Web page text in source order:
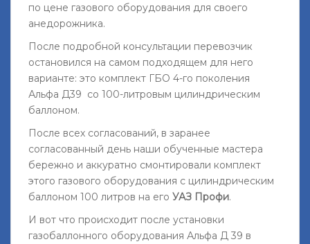
по цене газового оборудования для своего
анедорожника.
После подробной консультации перевозчик
остановился на самом подходящем для него
варианте: это комплект ГБО 4-го поколения
Альфа Д39 со 100-литровым цилиндрическим
баллоном.
После всех согласований, в заранее
согласованный день наши обученные мастера
бережно и аккуратно смонтировали комплект
этого газового оборудования с цилиндрическим
баллоном 100 литров на его УАЗ Профи.
И вот что происходит после установки
газобаллонного оборудования Альфа Д 39 в